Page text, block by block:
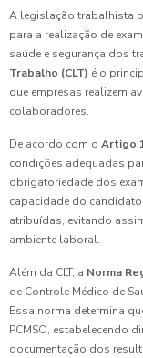
A legislação trabalhista
para a realização de
saúde e segurança dos
Trabalho (CLT) é o
que empresas realizem
colaboradores.
De acordo com o Artigo
condições adequadas
obrigatoriedade dos
capacidade do
atribuídas, evitando
ambiente laboral.
Além da CLT, a Norma
de Controle Médico de
Essa norma determina
PCMSO, estabelecendo
documentação dos